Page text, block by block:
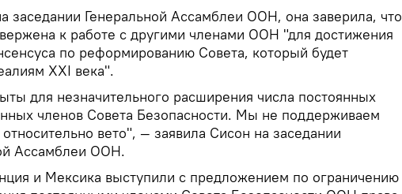
заседании Генеральной Ассамблеи ООН, она заверила, что
к работе с другими членами ООН "для достижения
по реформированию Совета, который будет
XXI века".
для незначительного расширения числа постоянных
членов Совета Безопасности. Мы не поддерживаем
вето", — заявила Сисон на заседании
Ассамблеи ООН.
и Мексика выступили с предложением по ограничению